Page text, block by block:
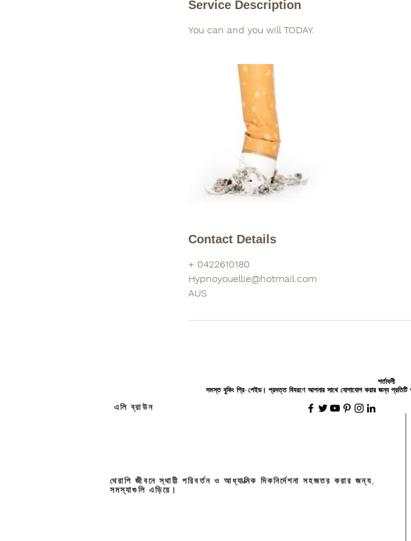
Service Description
You can and you will TODAY.
Contact Details
+ 0422610180
Hypnoyouellie@hotmail.com
AUS
শর্তাবলী
সমস্ত বুকিং প্রি-পেইড। প্রদত্ত বিবরণে আপনার সাথে যোগাযোগ করার জন্য প্রতিটি
এলি ব্রাউন
থেরাপি জীবনে স্থায়ী পরিবর্তন ও আধ্যাত্মিক দিকনির্দেশনা সহজতর করার জন্য,
সমস্যাগুলি এড়িয়ে।